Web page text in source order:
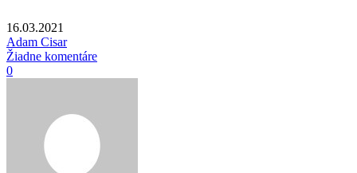
16.03.2021
Adam Cisar
Žiadne komentáre
0